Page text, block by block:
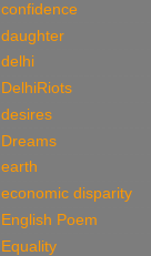
confidence
daughter
delhi
DelhiRiots
desires
Dreams
earth
economic disparity
English Poem
Equality